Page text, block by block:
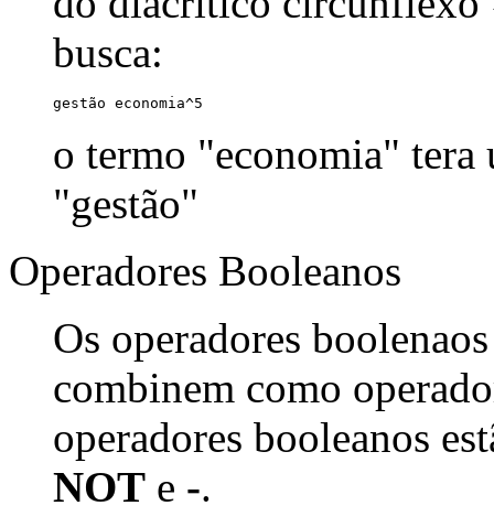
busca:
gestão economia^5
o termo "economia" tera
"gestão"
Operadores Booleanos
Os operadores
combinem como
operadores booleanos
NOT e -.